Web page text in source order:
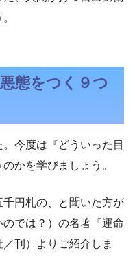
態をつく９つ
今度は『どういった目
かを学びましょう。
円札の、と聞いた方が
では？）の名著『運命
刊）よりご紹介しま